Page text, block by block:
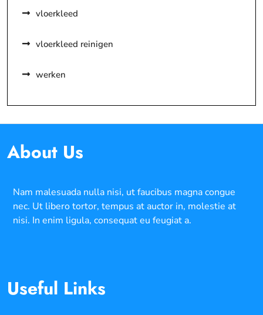
vloerkleed
vloerkleed reinigen
werken
About Us
Nam malesuada nulla nisi, ut faucibus magna congue
nec. Ut libero tortor, tempus at auctor in, molestie at
nisi. In enim ligula, consequat eu feugiat a.
Useful Links